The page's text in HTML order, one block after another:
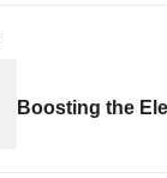
Boosting the